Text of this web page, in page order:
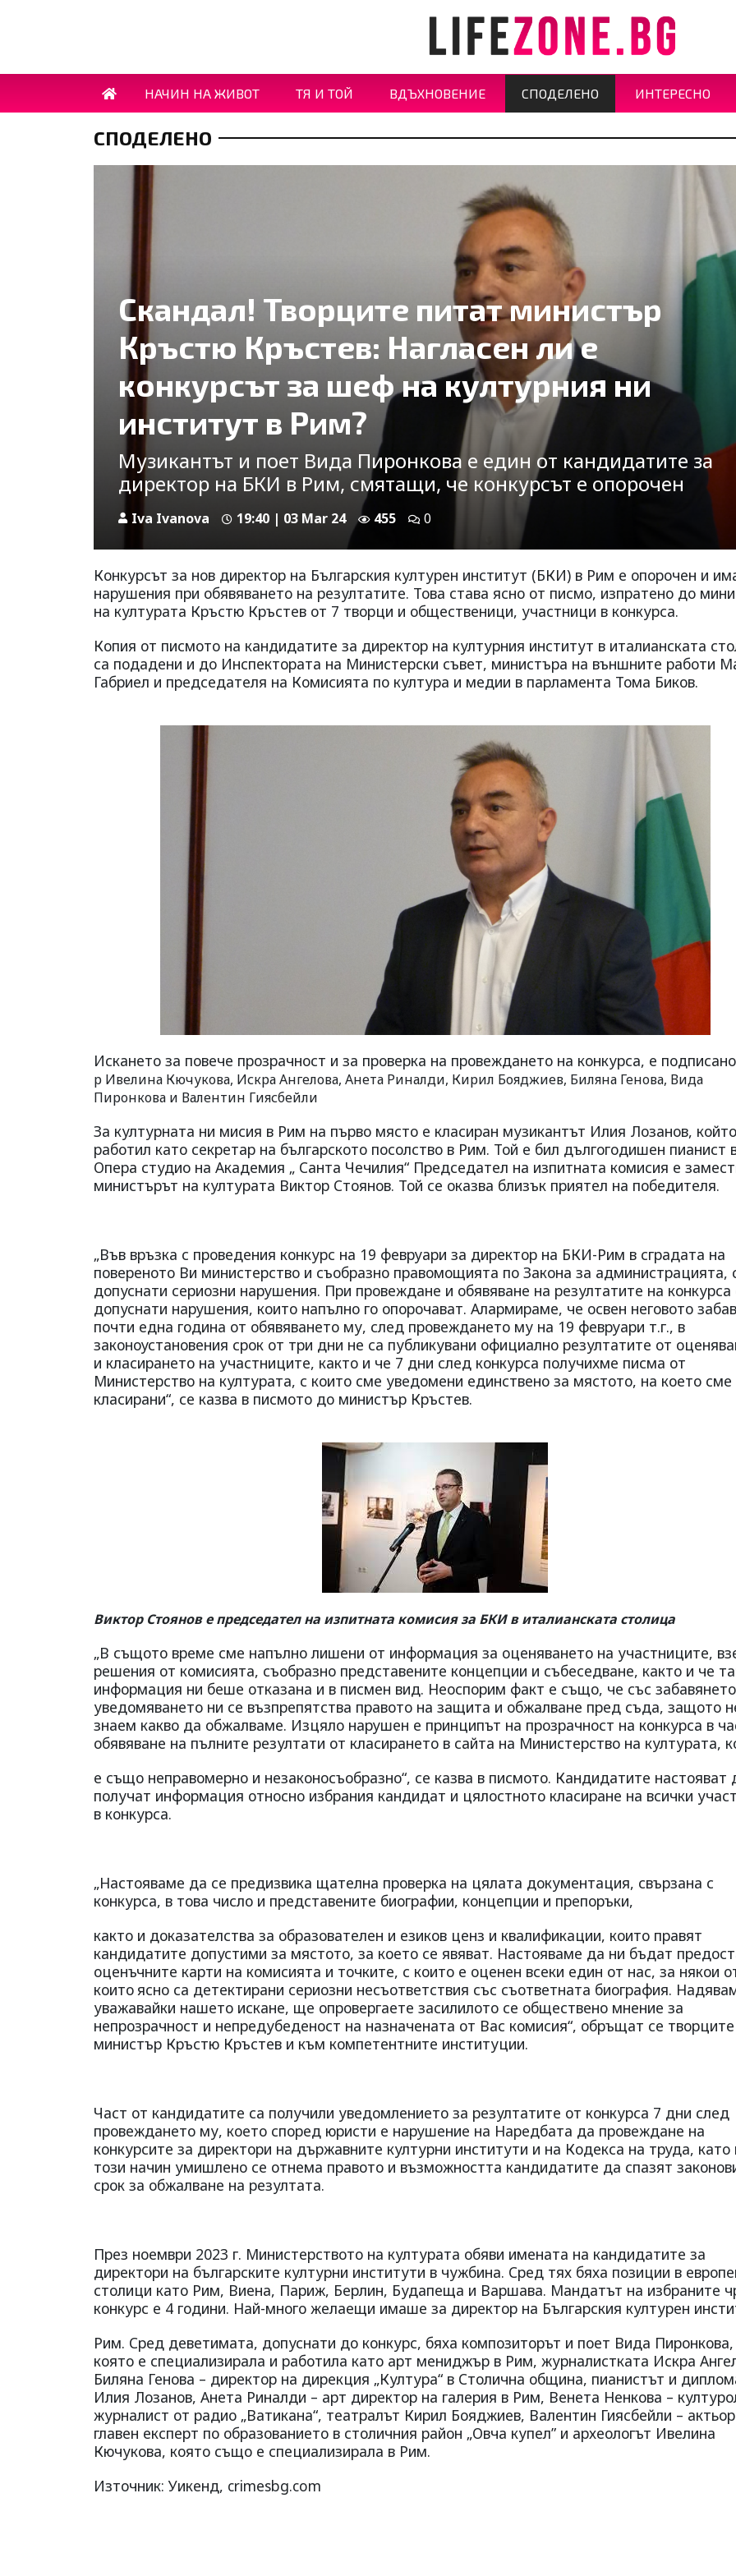
НАЧИН НА ЖИВОТ ТЯ И ТОЙ ВДЪХНОВЕНИЕ СПОДЕЛЕНО ИНТЕРЕСНО
СПОДЕЛЕНО
Скандал! Творците питат министър
Кръстю Кръстев: Нагласен ли е
конкурсът за шеф на културния ни
институт в Рим?
Музикантът и поет Вида Пиронкова е един от кандидатите за
директор на БКИ в Рим, смятащи, че конкурсът е опорочен
Iva Ivanova 19:40 | 03 Mar 24 455 0
Конкурсът за нов директор на Българския културен институт (БКИ) в Рим е опорочен и
нарушения при обявяването на резултатите. Това става ясно от писмо, изпратено до
на културата Кръстю Кръстев от 7 творци и общественици, участници в конкурса.
Копия от писмото на кандидатите за директор на културния институт в италианската
са подадени и до Инспектората на Министерски съвет, министъра на външните работи
Габриел и председателя на Комисията по култура и медии в парламента Тома Биков.
Искането за повече прозрачност и за проверка на провеждането на конкурса, е
р Ивелина Кючукова, Искра Ангелова, Анета Риналди, Кирил Бояджиев, Биляна Генова, Вида
Пиронкова и Валентин Гиясбейли
За културната ни мисия в Рим на първо място е класиран музикантът Илия Лозанов,
работил като секретар на българското посолство в Рим. Той е бил дългогодишен пианист
Опера студио на Академия „ Санта Чечилия“ Председател на изпитната комисия е
министърът на културата Виктор Стоянов. Той се оказва близък приятел на победителя.
„Във връзка с проведения конкурс на 19 февруари за директор на БКИ-Рим в сградата на
повереното Ви министерство и съобразно правомощията по Закона за администрацията,
допуснати сериозни нарушения. При провеждане и обявяване на резултатите на конкурса
допуснати нарушения, които напълно го опорочават. Алармираме, че освен неговото
почти една година от обявяването му, след провеждането му на 19 февруари т.г., в
законоустановения срок от три дни не са публикувани официално резултатите от
и класирането на участниците, както и че 7 дни след конкурса получихме писма от
Министерство на културата, с които сме уведомени единствено за мястото, на което сме
класирани“, се казва в писмото до министър Кръстев.
Виктор Стоянов е председател на изпитната комисия за БКИ в италианската столица
„В същото време сме напълно лишени от информация за оценяването на участниците,
решения от комисията, съобразно представените концепции и събеседване, както и че
информация ни беше отказана и в писмен вид. Неоспорим факт е също, че със
уведомяването ни се възпрепятства правото на защита и обжалване пред съда, защото
знаем какво да обжалваме. Изцяло нарушен е принципът на прозрачност на конкурса в
обявяване на пълните резултати от класирането в сайта на Министерство на културата,
е също неправомерно и незаконосъобразно“, се казва в писмото. Кандидатите настояват
получат информация относно избрания кандидат и цялостното класиране на всички
в конкурса.
„Настояваме да се предизвика щателна проверка на цялата документация, свързана с
конкурса, в това число и представените биографии, концепции и препоръки,
както и доказателства за образователен и езиков ценз и квалификации, които правят
кандидатите допустими за мястото, за което се явяват. Настояваме да ни бъдат
оценъчните карти на комисията и точките, с които е оценен всеки един от нас, за някои
които ясно са детектирани сериозни несъответствия със съответната биография.
уважавайки нашето искане, ще опровергаете засилилото се обществено мнение за
непрозрачност и непредубеденост на назначената от Вас комисия“, обръщат се
министър Кръстю Кръстев и към компетентните институции.
Част от кандидатите са получили уведомлението за резултатите от конкурса 7 дни след
провеждането му, което според юристи е нарушение на Наредбата да провеждане на
конкурсите за директори на държавните културни институти и на Кодекса на труда, като
този начин умишлено се отнема правото и възможността кандидатите да спазят
срок за обжалване на резултата.
През ноември 2023 г. Министерството на културата обяви имената на кандидатите за
директори на българските културни институти в чужбина. Сред тях бяха позиции в
столици като Рим, Виена, Париж, Берлин, Будапеща и Варшава. Мандатът на избраните
конкурс е 4 години. Най-много желаещи имаше за директор на Българския културен
Рим. Сред деветимата, допуснати до конкурс, бяха композиторът и поет Вида Пиронкова,
която е специализирала и работила като арт мениджър в Рим, журналистката Искра
Биляна Генова – директор на дирекция „Култура“ в Столична община, пианистът и
Илия Лозанов, Анета Риналди – арт директор на галерия в Рим, Венета Ненкова –
журналист от радио „Ватикана“, театралът Кирил Бояджиев, Валентин Гиясбейли –
главен експерт по образованието в столичния район „Овча купел” и археологът Ивелина
Кючукова, която също е специализирала в Рим.
Източник: Уикенд, crimesbg.com